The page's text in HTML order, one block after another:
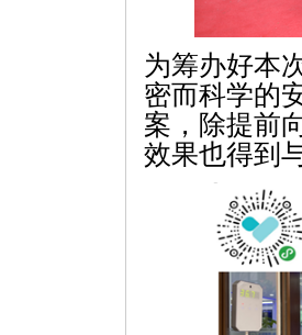
为筹办好本
密而科学的
案，除提前
效果也得到